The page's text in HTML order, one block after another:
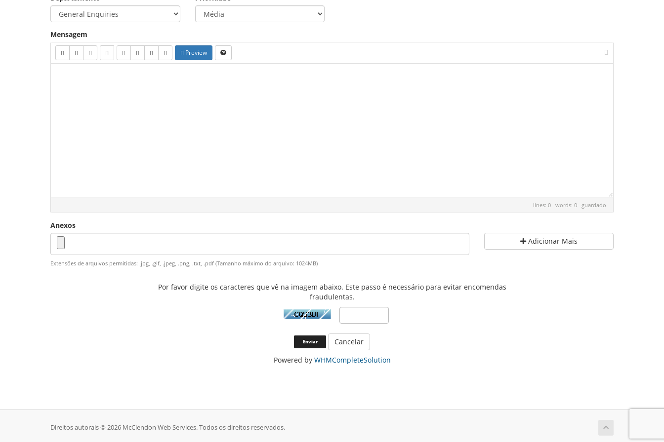
Mensagem
Preview
lines: 0 words: 0 guardado
Anexos
Adicionar Mais
Extensões de arquivos permitidas: .jpg, .gif, .jpeg, .png, .txt, .pdf (Tamanho máximo do arquivo: 1024MB)
Por favor digite os caracteres que vê na imagem abaixo. Este passo é necessário para evitar encomendas
fraudulentas.
Cancelar
Powered by WHMCompleteSolution
Direitos autorais © 2026 McClendon Web Services. Todos os direitos reservados.